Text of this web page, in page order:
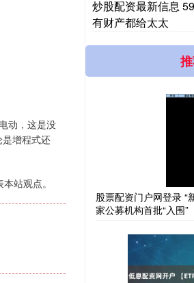
动，这是没
增程式还
站观点。
炒股配资最新信息
有财产都给太太
股票配资门户网登录 “
家公募机构首批“入围”